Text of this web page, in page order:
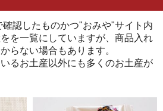
認したものかつ"おみや"サイト内
を一覧にしていますが、商品入れ
らない場合もあります。
るお土産以外にも多くのお土産が